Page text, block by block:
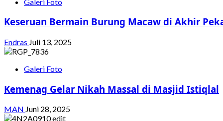
Keseruan Bermain Burung Macaw di Akhir
Endras Juli 13, 2025
Galeri Foto
Kemenag Gelar Nikah Massal di Masjid Istiqlal
MAN Juni 28, 2025